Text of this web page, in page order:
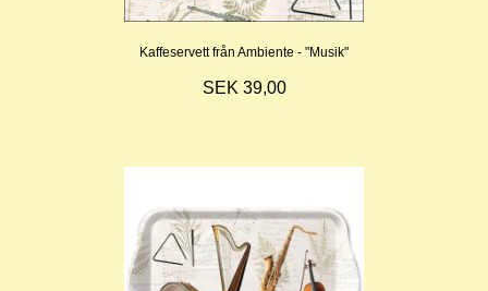
Kaffeservett från Ambiente - "Musik"
SEK 39,00